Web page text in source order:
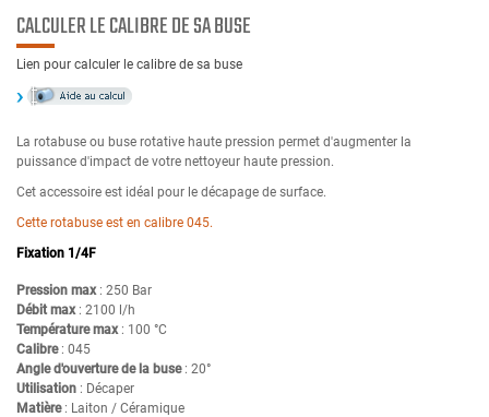
CALCULER LE CALIBRE DE SA BUSE
Lien pour calculer le calibre de sa buse
La rotabuse ou buse rotative haute pression permet d'augmenter la
puissance d'impact de votre nettoyeur haute pression.
Cet accessoire est idéal pour le décapage de surface.
Cette rotabuse est en calibre 045.
Fixation 1/4F
Pression max: 250 Bar
Débit max: 2100 l/h
Température max: 100 °C
Calibre: 045
Angle d'ouverture de la buse: 20°
Utilisation : Décaper
Matière: Laiton / Céramique